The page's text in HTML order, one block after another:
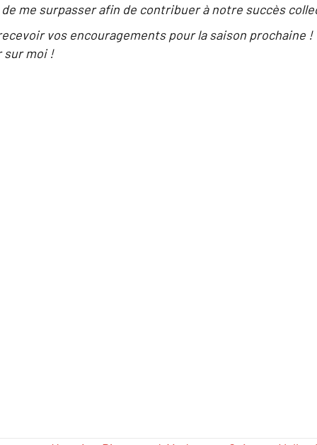
me surpasser afin de contribuer à notre succès
vos encouragements pour la saison prochaine !
sur moi !